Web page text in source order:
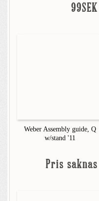
99SEK
Weber Assembly guide, Q
w/stand '11
Pris saknas